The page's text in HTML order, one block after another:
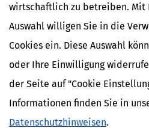
wirtschaftlich zu betreiben. Mit
Auswahl willigen Sie in die
Cookies ein. Diese Auswahl
oder Ihre Einwilligung
der Seite auf "Cookie
Informationen finden Sie in
Datenschutzhinweisen.
Steuererklärung Frist verpasst: Ab
03.08.2026, 06:43 Uhr]Die
Verspätungszuschläge festsetzen, in